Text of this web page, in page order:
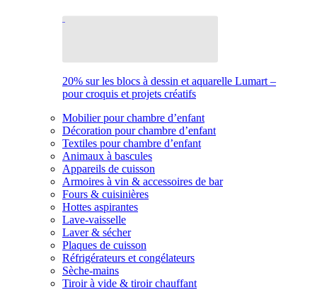
20% sur les blocs à dessin et aquarelle Lumart –
pour croquis et projets créatifs
Mobilier pour chambre d’enfant
Décoration pour chambre d’enfant
Textiles pour chambre d’enfant
Animaux à bascules
Appareils de cuisson
Armoires à vin & accessoires de bar
Fours & cuisinières
Hottes aspirantes
Lave-vaisselle
Laver & sécher
Plaques de cuisson
Réfrigérateurs et congélateurs
Sèche-mains
Tiroir à vide & tiroir chauffant